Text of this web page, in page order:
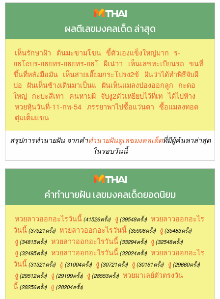
ผลตีเลขมงคลเด็ด ล่าสุด
เห็นรักษาฝ้า ต้นมะขามโขน ขี้ตัวเองแข็งใหญ่มาก ร-
ยธโeบร-ยธยทร-ยธยทร-ยธโ ผีเน่าา เห็นเลขทะเบียนรถ ขนที่
ขึ้นที่หลังมือมัน เห็นสายเอี๊ยมกระโปรง2ข้ ฝันว่าได้ทำพิธีจับผี
ปอ ฝันเห็นช้างเดินมาเป็นแ ฝันเห็นแมลงป่องออกลูก กะดอ
ใหญ่ กะบะสีเทา คนหามผี จับงู2ตัวเหยียบไว้ที่เท ได้ไปห้าง
หวยหุ้นวันที่-11-กพ-54 ภรรยาพาไปซื้อแว่นตา ซื้อแมลงทอด
ตุ่มเต็มแขน
สรุปการทำนายฝัน จากคำทำนายฝันดูเลขมงคลเด็ดที่มีผู้ค้นหาล่าสุด
ในรอบวันนี้
คำทำนายฝัน เลขมงคลเด็ดยอดนิยม
หวยลาวออกอะไรวันนี้ (41526ครั้ง) งู (39548ครั้ง) หวยลาวออกอะไร
วันนี้(37521ครั้ง) หวยลาวออกอะไรวันนี้ (35906ครั้ง) งู (35483ครั้ง)
งู (34815ครั้ง) หวยลาวออกอะไรวันนี้ (33294ครั้ง) งู (32548ครั้ง)
งู (32495ครั้ง) หวยลาวออกอะไรวันนี้ (32024ครั้ง) หวยลาวออกอะไร
วันนี้(31321ครั้ง) งู (31004ครั้ง) งู (30721ครั้ง) งู (30161ครั้ง) งู (29660ครั้ง)
งู (29512ครั้ง) งู (29199ครั้ง) งู (28553ครั้ง) หวยมาเลย์ตัวตรงวัน
นี้(28256ครั้ง) งู (28204ครั้ง)